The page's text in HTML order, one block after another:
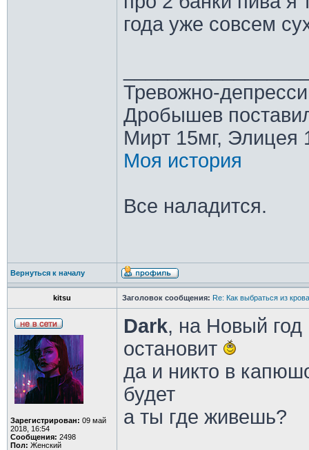
года уже совсем
Тревожно-
Дробышев
Мирт 15мг, Элицея
Моя история
Все наладится.
Вернуться к началу
kitsu Заголовок сообщения: Re: Как выбраться из
Зарегистрирован: 09 май
2018, 16:54
Сообщения: 2498
Пол: Женский
Dark, на Новый год
остановит
да и никто в
будет
а ты где живешь?